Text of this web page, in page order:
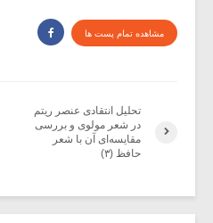
مشاهده تمام پست ها
تحلیل انتقادی عنصر ریتم
در شعر مولوی و بررسی
مقایسه‌ای آن با شعر
حافظ (۳)